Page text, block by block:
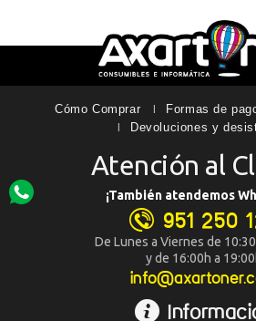
Cómo Comprar Formas de
Devoluciones y
Atención al
¡También atendemos
951 250
De Lunes a Viernes de
y de 16:00h a